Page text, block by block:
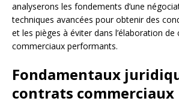
analyserons les fondements d’une
techniques avancées pour obtenir des
et les pièges à éviter dans l’élaboration de
commerciaux performants.
Fondamentaux
contrats commerciaux